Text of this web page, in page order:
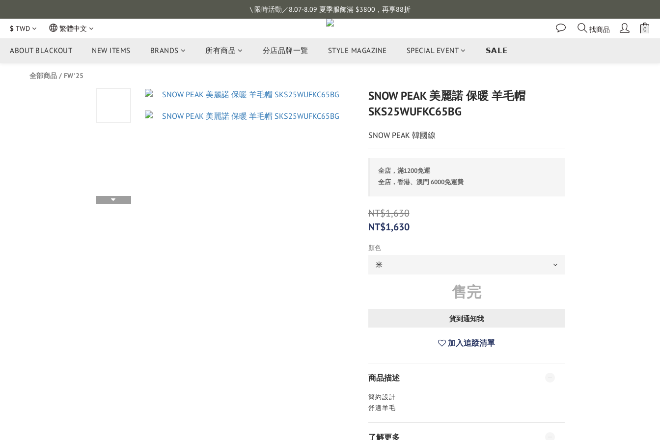
註冊會員拿購物金 $100，滿$1200免運
\ 限時活動／8.07-8.09 夏季服飾滿 $3800，再享88折
註冊會員拿購物金 $100，滿$1200免運
$ TWD 繁體中文 找商品
ABOUT BLACKOUT NEW ITEMS BRANDS 所有商品 分店品牌一覽 STYLE MAGAZINE SPECIAL EVENT 𝗦𝗔𝗟𝗘
全部商品 / FW'25
SNOW PEAK 美麗諾 保暖 羊毛帽
SKS25WUFKC65BG
SNOW PEAK 韓國線
全店，滿1200免運
全店，香港、澳門 6000免運費
NT$1,630
NT$1,630
顏色
售完
貨到通知我
加入追蹤清單
商品描述
簡約設計
舒適羊毛
了解更多